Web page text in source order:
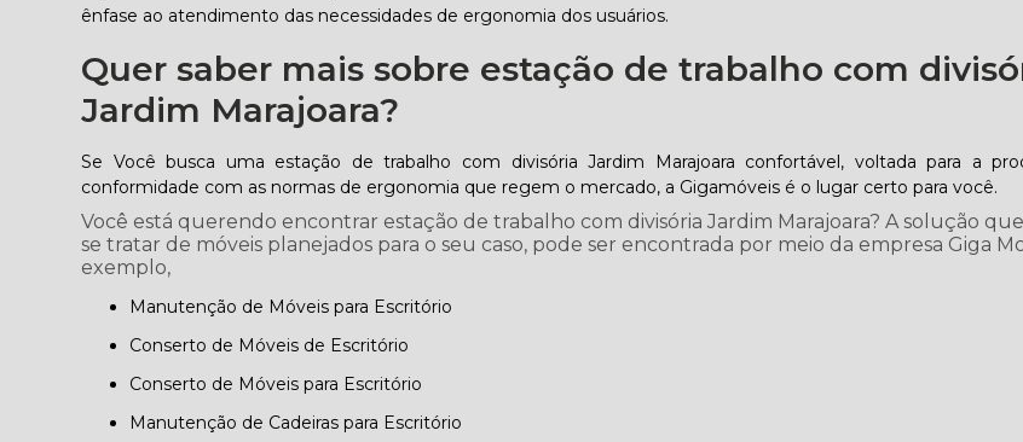
ênfase ao atendimento das necessidades de ergonomia dos usuários.
Quer saber mais sobre estação de trabalho com
Jardim Marajoara?
Se Você busca uma estação de trabalho com divisória Jardim Marajoara confortável, voltada para a
conformidade com as normas de ergonomia que regem o mercado, a Gigamóveis é o lugar certo para você.
Você está querendo encontrar estação de trabalho com divisória Jardim Marajoara? A solução
se tratar de móveis planejados para o seu caso, pode ser encontrada por meio da empresa Giga
exemplo,
Manutenção de Móveis para Escritório
Conserto de Móveis de Escritório
Conserto de Móveis para Escritório
Manutenção de Cadeiras para Escritório